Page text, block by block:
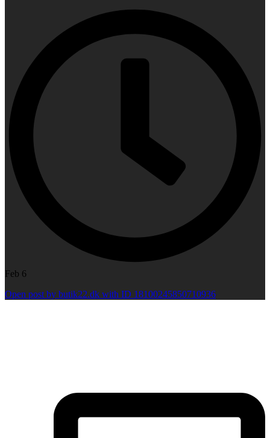
Feb 6
Open post by butik22.dk with ID 18100245850710936